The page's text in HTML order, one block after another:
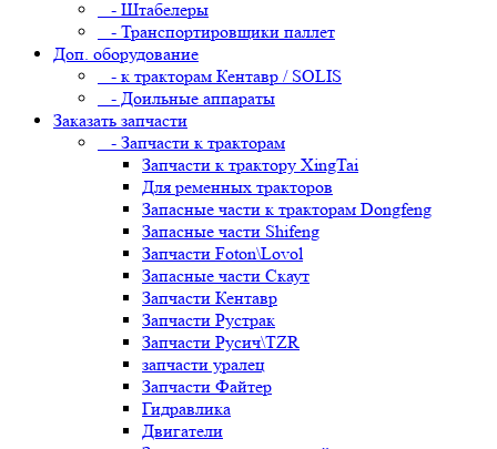
- Штабелеры
- Транспортировщики паллет
Доп. оборудование
- к тракторам Кентавр / SOLIS
- Доильные аппараты
Заказать запчасти
- Запчасти к тракторам
Запчасти к трактору XingTai
Для ременных тракторов
Запасные части к тракторам Dongfeng
Запасные части Shifeng
Запчасти Foton\Lovol
Запасные части Скаут
Запчасти Кентавр
Запчасти Рустрак
Запчасти Русич\TZR
запчасти уралец
Запчасти Файтер
Гидравлика
Двигатели